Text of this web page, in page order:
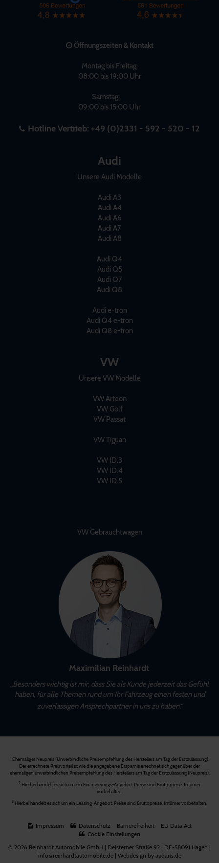
Öffnungszeiten & Kontakt
Montag bis Freitag:
08:00 bis 19:00 Uhr
Samstag:
09:00 bis 15:00 Uhr
Hotline Vertrieb: +49 (0)2331 - 592 - 520 - 12
Audi
Unsere Audi Modelle
Audi A3
Audi A4
Audi A6
Audi A7
Audi A8
Audi Q4
Audi Q5
Audi Q7
Audi Q8
Audi e-tron
Audi Q4 e-tron
Audi Q8 e-tron
VW
Unsere VW Modelle
VW Arteon
VW Golf
VW Passat
VW Tiguan
VW ID.3
VW ID.4
VW ID.5
VW Gebrauchtwagen
Maximilian Reinhardt
„Besonders wichtig ist mir, dass Sie als Kunde jederzeit das Gefühl
haben, für alle Themen rund um Ihr Fahrzeug einen festen und
zuverlässigen Ansprechpartner in uns zu haben.“
1Ehemaliger Neupreis (Unverbindliche Preisempfehlung des Herstellers am Tag der Erstzulassung).
Der errechnete Preisvorteil sowie die angegebene Ersparnis errechnet sich gegenüber der
ehemaligen unverbindlichen Preisempfehlung des Herstellers am Tag der Erstzulassung (Neupreis).
2 Hierbei handelt es sich um ein Finanzierungs-Angebot. Preise sind Bruttopreise. Irrtümer
vorbehalten.
3 Hierbei handelt es sich um ein Leasing-Angebot. Preise sind Bruttopreise. Irrtümer vorbehalten.
Impressum Datenschutz Barrierefreiheit
EU Data Act
Cookie Einstellungen
© 2026 Reinhardt Automobile GmbH | Delsterner Straße 92 | DE-58091 Hagen |
info@reinhardtautomobile.de | Webdesign by audaris.de